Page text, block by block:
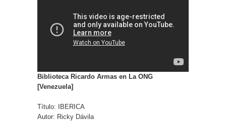
Biblioteca Ricardo Armas en La ONG
[Venezuela]
Título: IBERICA
Autor: Ricky Dávila